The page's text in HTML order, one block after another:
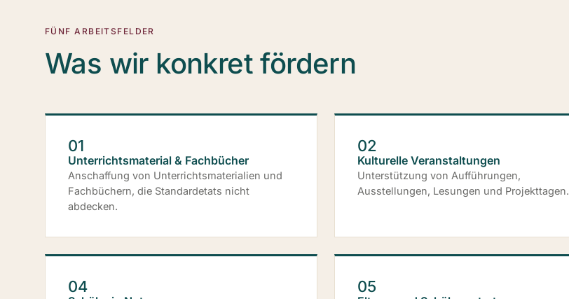
FÜNF ARBEITSFELDER
Was wir konkret fördern
01
Unterrichtsmaterial & Fachbücher
Anschaffung von Unterrichtsmaterialien und
Fachbüchern, die Standardetats nicht
abdecken.
02
Kulturelle Veranstaltungen
Unterstützung von Aufführungen,
Ausstellungen, Lesungen und Projekttagen.
04 05